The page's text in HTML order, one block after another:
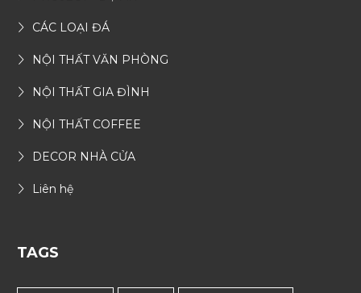
CÁC LOẠI ĐÁ
NỘI THẤT VĂN PHÒNG
NỘI THẤT GIA ĐÌNH
NỘI THẤT COFFEE
DECOR NHÀ CỬA
Liên hệ
TAGS